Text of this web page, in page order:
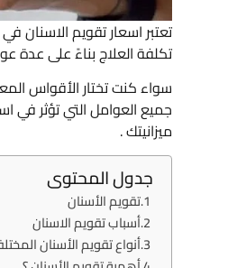
تعتبر اسعار تقويم
تكلفة العلاج بناءً على عدة
سواء كنت تختار الأقواس
جميع العوامل التي تؤثر في
ميزانيتك .
جدول المحتوى
تقويم الأسنان
أسباب تقويم الاسنان
أنواع تقويم الأسنان